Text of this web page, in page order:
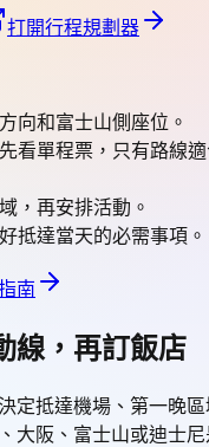
打開行程規劃器
向和富士山側座位。
看單程票，只有路線
，再安排活動。
抵達當天的必需事項。
南
線，再訂飯店
定抵達機場、第一晚
大阪、富士山或迪士